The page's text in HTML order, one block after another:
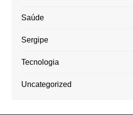
Saúde
Sergipe
Tecnologia
Uncategorized